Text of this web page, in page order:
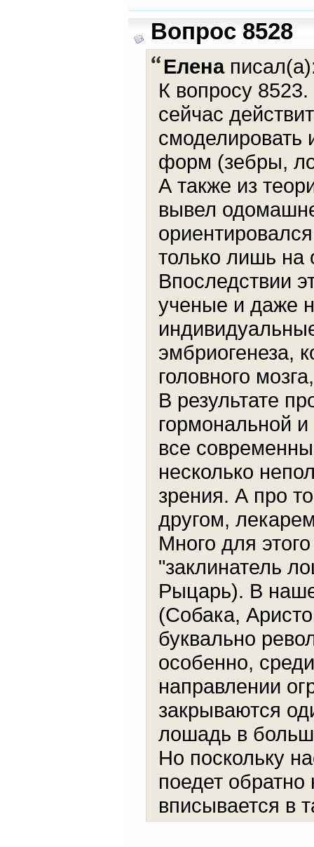
Вопрос 8528
Елена
К вопросу
сейчас
смоделировать
форм (зебры,
А также из
вывел
только лишь на
Впоследствии
ученые и даже
эмбриогенеза,
головного
В результате
гормональной
все
несколько
зрения. А про
другом,
Много для
"заклинатель
Рыцарь). В
(Собака,
буквально
особенно,
направлении
закрываются
лошадь в
Но поскольку
поедет
вписывается в